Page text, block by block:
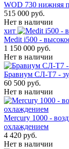
WOD 730 нижняя
515 000 руб.
Нет в наличии
хит
Medit i500 -
1 150 000 руб.
Нет в наличии
Бравиум СЛ-Т7 -
60 500 руб.
Нет в наличии
Mercury 1000 -
охлаждением
4 420 руб.
Нет в наличии